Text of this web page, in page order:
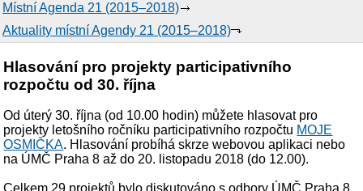
Místní Agenda 21 (2015–2018)
Aktuality místní Agendy 21 (2015–2018)
Hlasování pro projekty participativního
rozpočtu od 30. října
Od úterý 30. října (od 10.00 hodin) můžete hlasovat pro
projekty letošního ročníku participativního rozpočtu MOJE
OSMIČKA. Hlasování probíhá skrze webovou aplikaci nebo
na ÚMČ Praha 8 až do 20. listopadu 2018 (do 12.00).